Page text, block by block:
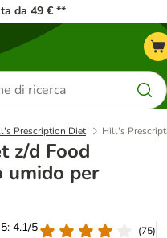
da 49 € **
Prescription Diet Hill's
z/d Food
umido per
4.1/5
(75)